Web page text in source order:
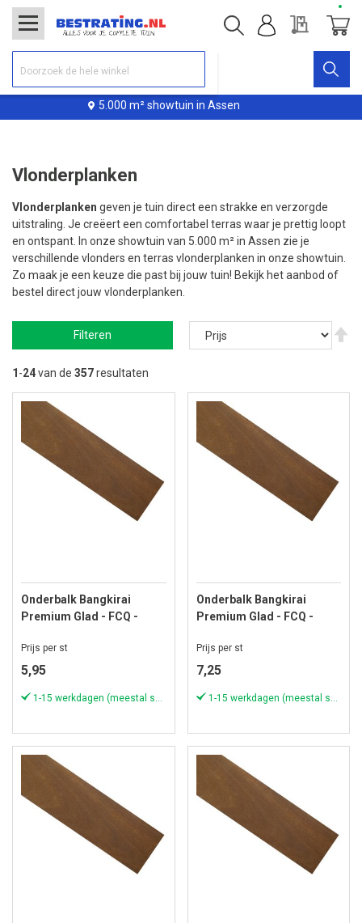
Offerte
Vlonderplanken
Vlonderplanken geven je tuin direct een strakke en verzorgde
uitstraling. Je creëert een comfortabel terras waar je prettig loopt
en ontspant. In onze showtuin van 5.000 m² in Assen zie je
verschillende vlonders en terras vlonderplanken in onze showtuin.
Zo maak je een keuze die past bij jouw tuin! Bekijk het aanbod of
bestel direct jouw vlonderplanken.
Filteren
1 -24van de 357resultaten
Onderbalk Bangkirai
Premium Glad - FCQ -
Prijs per st
5,95
1-15 werkdagen (meestal sneller)
Onderbalk Bangkirai
Premium Glad - FCQ -
Prijs per st
7,25
1-15 werkdagen (meestal sneller)